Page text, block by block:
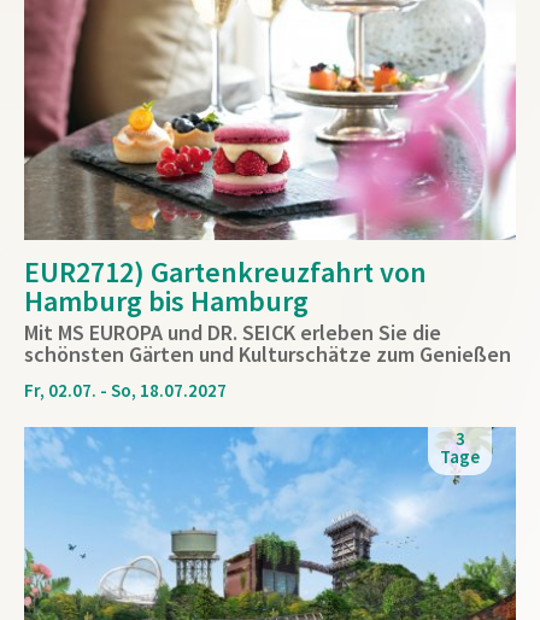
EUR2712) Gartenkreuzfahrt von
Hamburg bis Hamburg
Mit MS EUROPA und DR. SEICK erleben Sie die
schönsten Gärten und Kulturschätze zum Genießen
Fr, 02.07. - So, 18.07.2027
3
Tage